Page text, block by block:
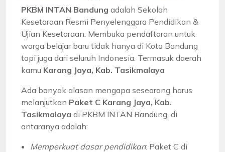
PKBM INTAN Bandung adalah Sekolah
Kesetaraan Resmi Penyelenggara Pendidikan &
Ujian Kesetaraan. Membuka pendaftaran untuk
warga belajar baru tidak hanya di Kota Bandung
tapi juga dari seluruh Indonesia. Termasuk daerah
kamu Karang Jaya, Kab. Tasikmalaya
Ada banyak alasan mengapa seseorang harus
melanjutkan Paket C Karang Jaya, Kab.
Tasikmalaya di PKBM INTAN Bandung, di
antaranya adalah:
Memperkuat dasar pendidikan: Paket C di